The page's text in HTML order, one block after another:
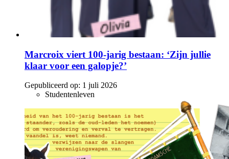
Marcroix viert 100-jarig bestaan: ‘Zijn jullie
klaar voor een galopje?’
Gepubliceerd op: 1 juli 2026
Studentenleven